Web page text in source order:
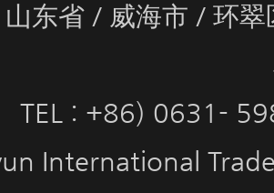
东省 / 威海市 / 环
TEL : +86) 0631-
International